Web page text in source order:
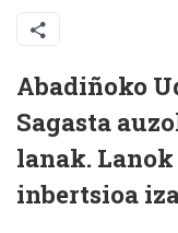
Abadiñoko
Sagasta
lanak. Lanok
inbertsioa